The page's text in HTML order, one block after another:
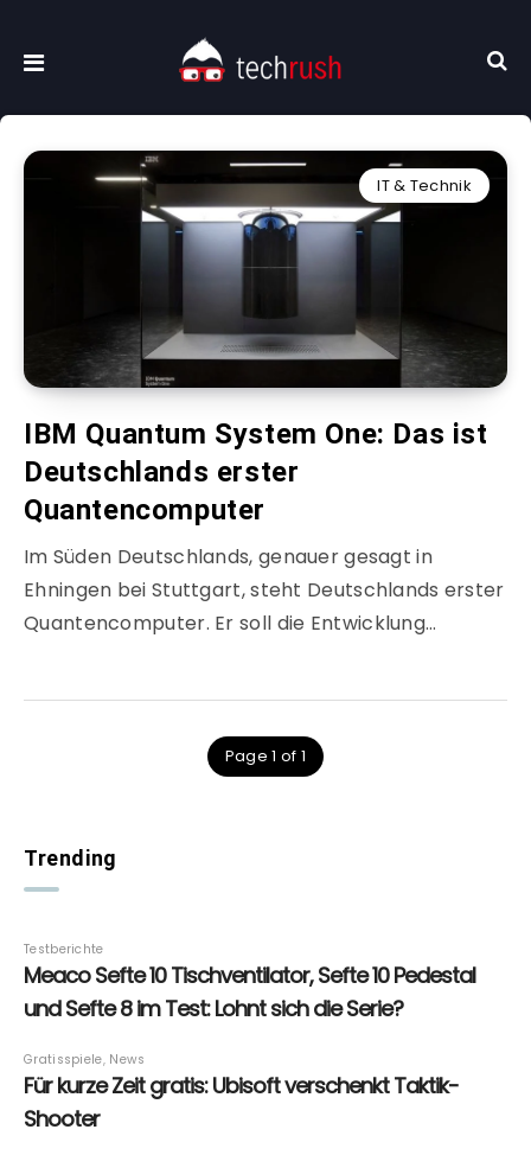
IT & Technik
IBM Quantum System One: Das ist
Deutschlands erster
Quantencomputer
Im Süden Deutschlands, genauer gesagt in
Ehningen bei Stuttgart, steht Deutschlands erster
Quantencomputer. Er soll die Entwicklung…
Page 1 of 1
Trending